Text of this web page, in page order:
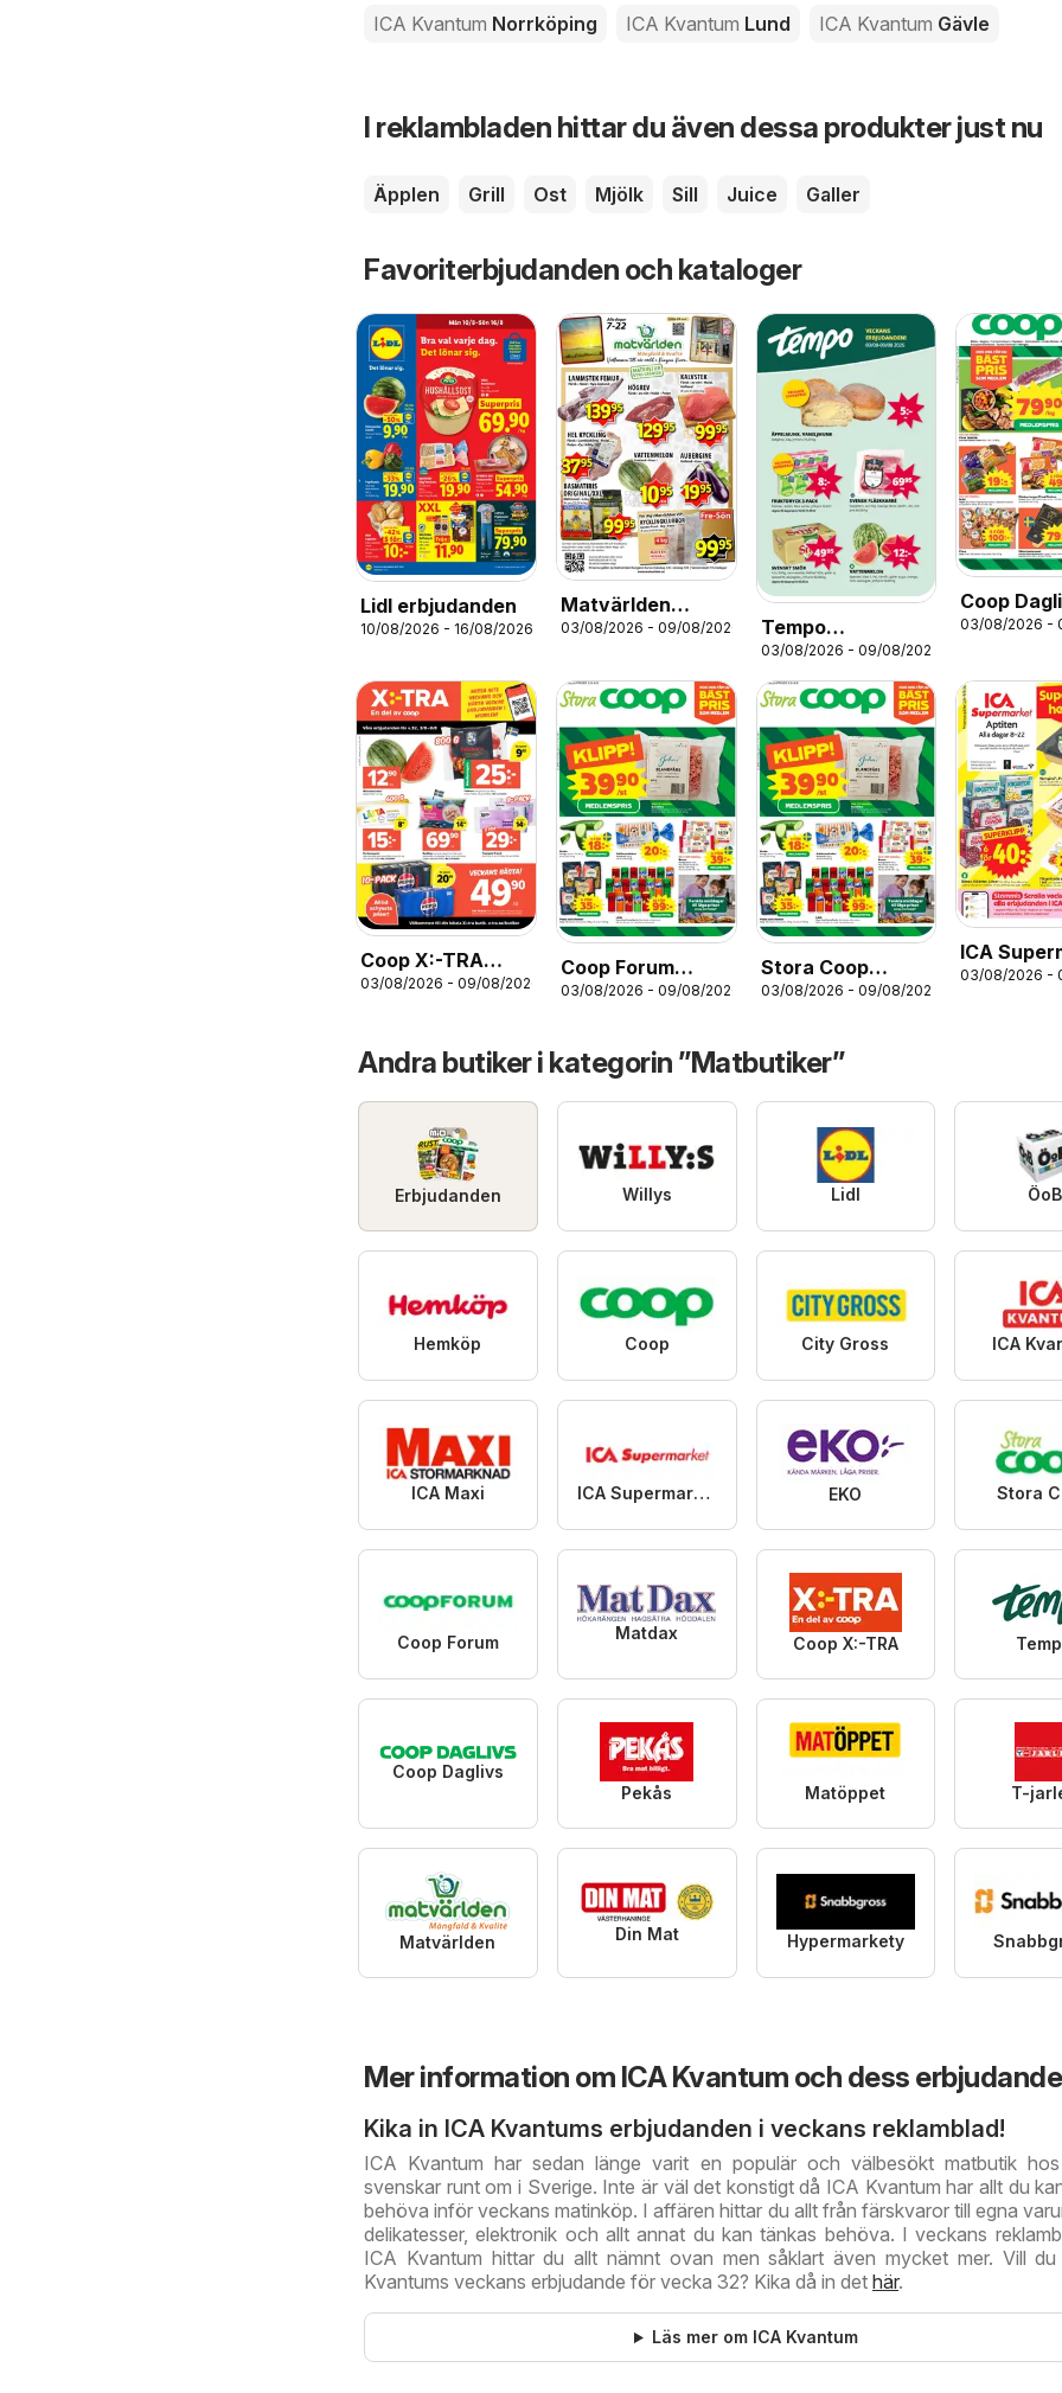
ICA Kvantum Norrköping ICA Kvantum Lund ICA Kvantum Gävle
I reklambladen hittar du även dessa produkter just nu
Äpplen Grill Ost Mjölk Sill Juice Galler
Favoriterbjudanden och kataloger
Lidl erbjudanden
10/08/2026 - 16/08/2026
Matvärlden
erbjudanden
03/08/2026 - 09/08/2026
Tempo
erbjudanden
03/08/2026 - 09/08/2026
Coop
03/08/2026 -
Coop X:-TRA
erbjudanden
03/08/2026 - 09/08/2026
Coop Forum
erbjudanden
03/08/2026 - 09/08/2026
Stora Coop
erbjudanden
03/08/2026 - 09/08/2026
ICA
03/08/2026 -
Andra butiker i kategorin ”Matbutiker”
Erbjudanden Willys Lidl ÖoB
Hemköp Coop City Gross ICA
ICA Maxi ICA Supermarket EKO Stora
Coop Forum Matdax
Coop X:-TRA
Coop Daglivs
Pekås
Matöppet T-
Matvärlden Din Mat Hypermarkety
Mer information om ICA Kvantum och dess
Kika in ICA Kvantums erbjudanden i veckans reklamblad!
ICA Kvantum har sedan länge varit en populär och välbesökt matbutik
svenskar runt om i Sverige. Inte är väl det konstigt då ICA Kvantum har allt du
behöva inför veckans matinköp. I affären hittar du allt från färskvaror till egna
delikatesser, elektronik och allt annat du kan tänkas behöva. I veckans
ICA Kvantum hittar du allt nämnt ovan men såklart även mycket mer. Vill
Kvantums veckans erbjudande för vecka 32? Kika då in det här.
Läs mer om ICA Kvantum